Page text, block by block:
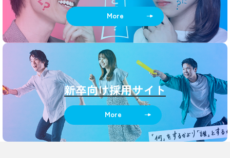
More
新卒向け採用サイト
More